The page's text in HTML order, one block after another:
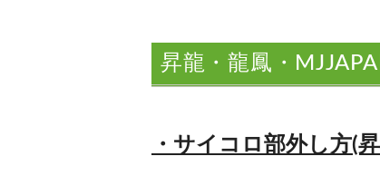
昇龍・龍鳳・
・サイコロ部外し方(